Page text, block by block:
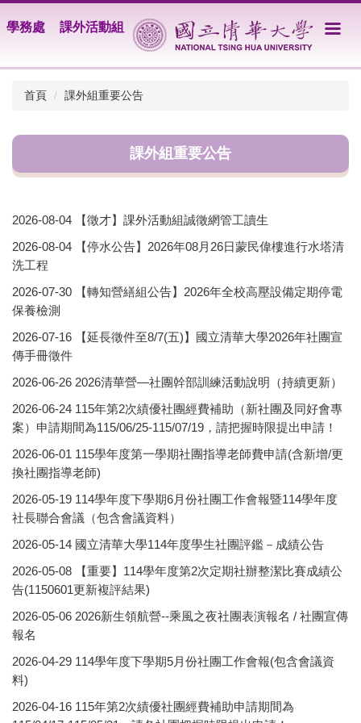
到
學務處 課外活動組
首頁 課外組重要公告
課外組重要公告
2026-08-04
【徵才】課外活動組誠徵網管工讀生
2026-08-04
【停水公告】2026年08月26日蒙民偉樓進行水塔清
洗工程
2026-07-30
【轉知營繕組公告】2026年全校高壓設備定期停電
保養檢測
2026-07-16
【延長徵件至8/7(五)】國立清華大學2026年社團宣
傳手冊徵件
2026-06-26 2026清華營—社團幹部訓練活動說明（持續更新）
2026-06-24 115年第2次績優社團經費補助（新社團及同好會專
案）申請期間為115/06/25-115/07/19，請把握時限提出申請！
2026-06-01 115學年度第一學期社團指導老師費申請(含新增/更
換社團指導老師)
2026-05-19 114學年度下學期6月份社團工作會報暨114學年度
社長聯合會議（包含會議資料）
2026-05-14 國立清華大學114年度學生社團評鑑－成績公告
2026-05-08
【重要】114學年度第2次定期社辦整潔比賽成績公
告(1150601更新複評結果)
2026-05-06 2026新生領航營--乘風之夜社團表演報名 / 社團宣傳
報名
2026-04-29 114學年度下學期5月份社團工作會報(包含會議資
料)
2026-04-16 115年第2次績優社團經費補助申請期間為